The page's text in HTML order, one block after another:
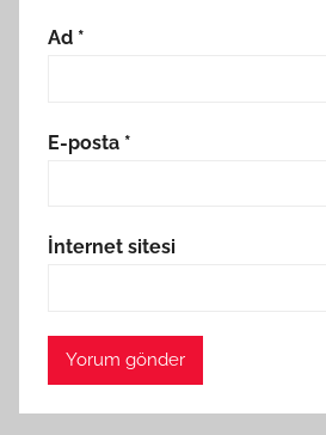
Ad *
E-posta *
İnternet sitesi